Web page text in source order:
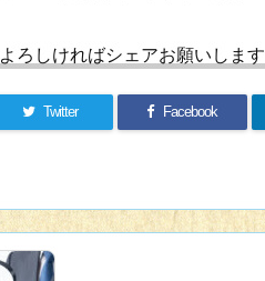
よろしければシェアお願いします
Twitter Facebook